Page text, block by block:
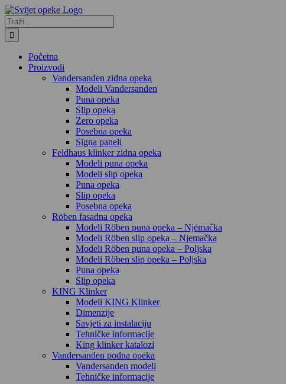
Skip
to
content
Traži...
Početna
Proizvodi
Vandersanden zidna opeka
Modeli Vandersanden
Puna opeka
Slip opeka
Zero opeka
Posebna opeka
Signa paneli
Feldhaus klinker zidna opeka
Modeli puna opeka
Modeli slip opeka
Puna opeka
Slip opeka
Posebna opeka
Röben fasadna opeka
Modeli Röben puna opeka – Njemačka
Modeli Röben slip opeka – Njemačka
Modeli Röben puna opeka – Poljska
Modeli Röben slip opeka – Poljska
Puna opeka
Slip opeka
KING Klinker
Modeli KING Klinker
Dimenzije
Savjeti za instalaciju
Tehničke informacije
King klinker katalozi
Vandersanden podna opeka
Vandersanden modeli
Tehničke informacije